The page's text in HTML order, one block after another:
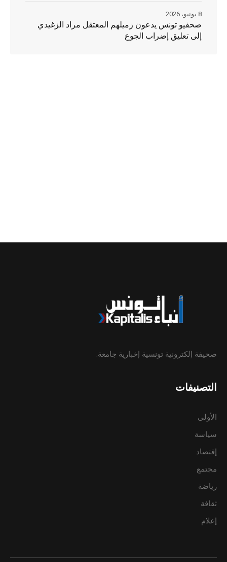
صحفيو تونس يدعون زميلهم المعتقل مراد الزغيدي
إلى تعليق إضراب الجوع
8 يونيو، 2026
صحيفة إلكترونية تونسية إخبارية جامعة.
التصنيفات
الأولى
سياسة
إقتصاد
مجتمع
رياضة
ثقافة
إعلام